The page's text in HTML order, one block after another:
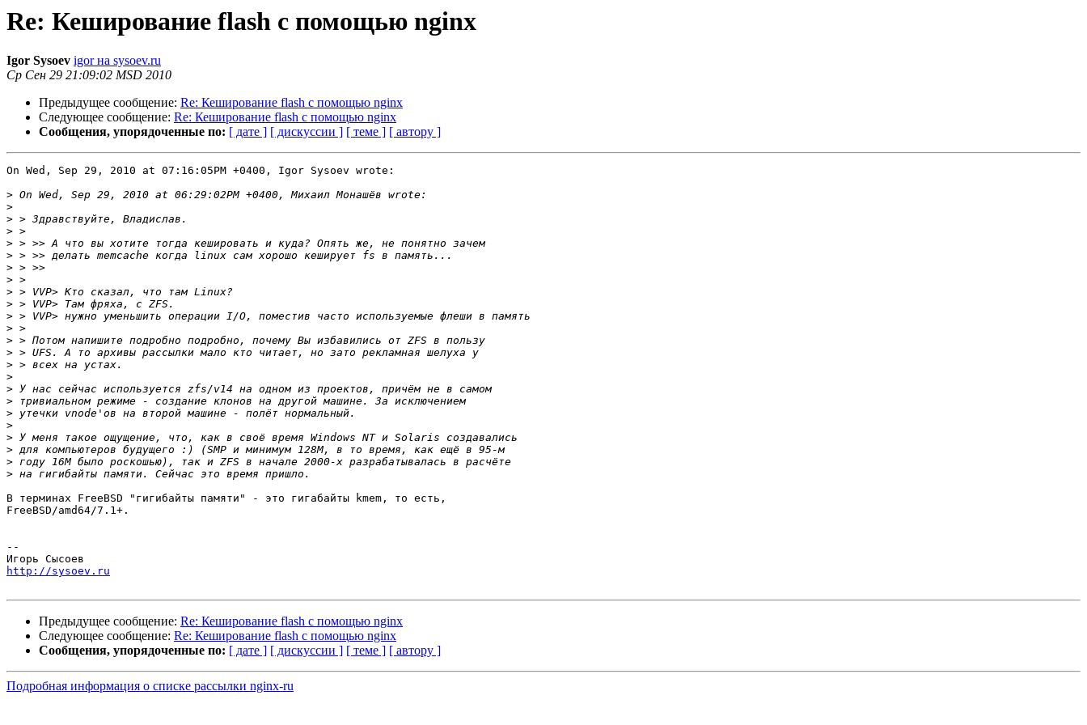
Re: Кеширование flash с помощью nginx
Igor Sysoev igor на sysoev.ru
Ср Сен 29 21:09:02 MSD 2010
Предыдущее сообщение: Re: Кеширование flash с помощью nginx
Следующее сообщение: Re: Кеширование flash с помощью nginx
Сообщения, упорядоченные по: [ дате ] [ дискуссии ] [ теме ] [ автору ]
On Wed, Sep 29, 2010 at 07:16:05PM +0400, Igor Sysoev wrote:
>
>
>
>
>
>
>
>
>
>
>
>
>
>
>
>
>
>
>
>
>
>
>
>
В терминах FreeBSD "гигибайты памяти" - это гигабайты kmem, то есть,
FreeBSD/amd64/7.1+.
--
http://sysoev.ru
Предыдущее сообщение: Re: Кеширование flash с помощью nginx
Следующее сообщение: Re: Кеширование flash с помощью nginx
Сообщения, упорядоченные по: [ дате ] [ дискуссии ] [ теме ] [ автору ]
Подробная информация о списке рассылки nginx-ru